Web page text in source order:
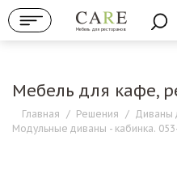
Мебель для ресторанов
Мебель для кафе,
Главная / Решения / Диваны
Модульные диваны - кабинка.